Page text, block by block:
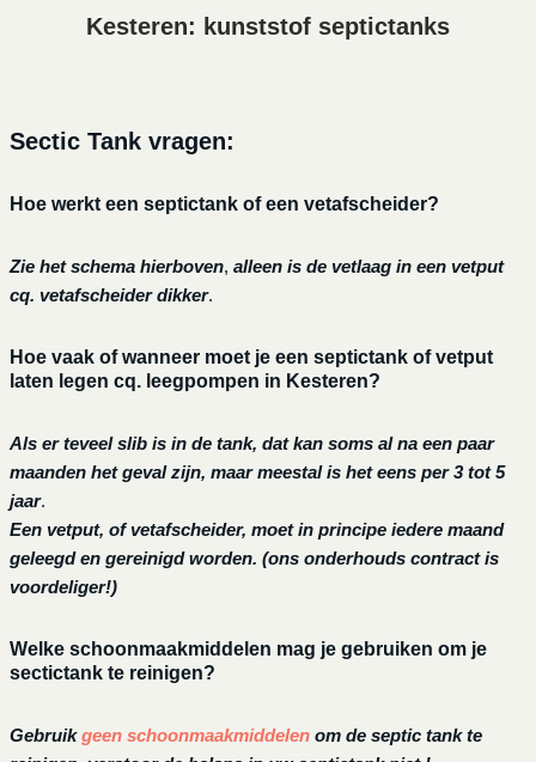
Kesteren: kunststof septictanks
Sectic Tank vragen:
Hoe werkt een septictank of een vetafscheider?
Zie het schema hierboven, alleen is de vetlaag in een vetput
cq. vetafscheider dikker.
Hoe vaak of wanneer moet je een septictank of vetput
laten legen cq. leegpompen in Kesteren?
Als er teveel slib is in de tank, dat kan soms al na een paar
maanden het geval zijn, maar meestal is het eens per 3 tot 5
jaar.
Een vetput, of vetafscheider, moet in principe iedere maand
geleegd en gereinigd worden. (ons onderhouds contract is
voordeliger!)
Welke schoonmaakmiddelen mag je gebruiken om je
sectictank te reinigen?
Gebruikgeen schoonmaakmiddelen om de septic tank te